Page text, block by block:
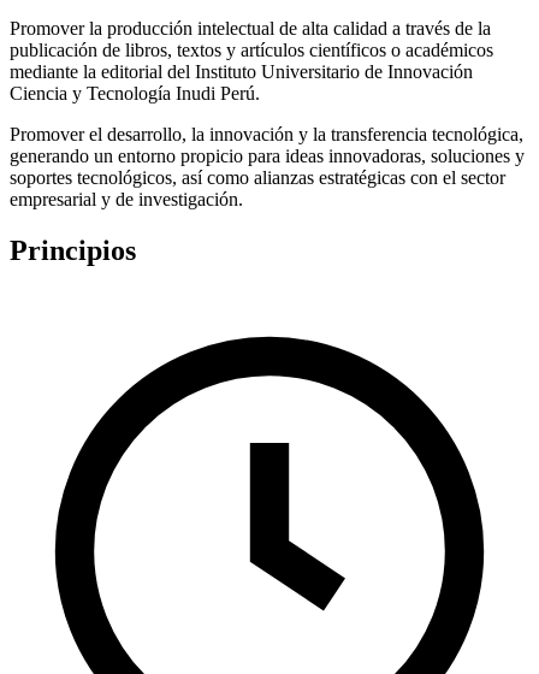
Promover la producción intelectual de alta calidad a través de la
publicación de libros, textos y artículos científicos o académicos
mediante la editorial del Instituto Universitario de Innovación
Ciencia y Tecnología Inudi Perú.
Promover el desarrollo, la innovación y la transferencia tecnológica,
generando un entorno propicio para ideas innovadoras, soluciones y
soportes tecnológicos, así como alianzas estratégicas con el sector
empresarial y de investigación.
Principios